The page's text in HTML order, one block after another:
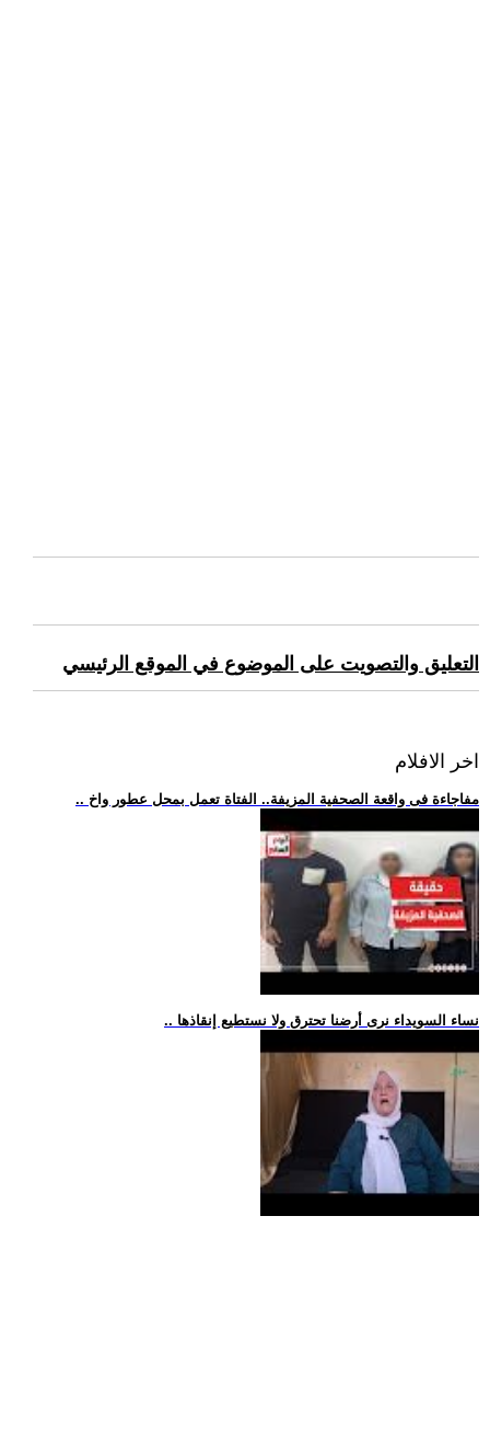
التعليق والتصويت على الموضوع في الموقع الرئيسي
اخر الافلام
.. مفاجاءة فى واقعة الصحفية المزيفة.. الفتاة تعمل بمحل عطور واخ
.. نساء السويداء نرى أرضنا تحترق ولا نستطيع إنقاذها